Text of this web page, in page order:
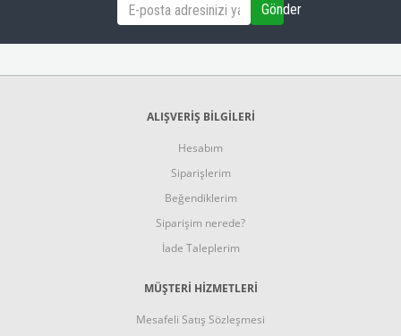
Gönder
ALIŞVERİŞ BİLGİLERİ
Hesabım
Siparişlerim
Beğendiklerim
Siparişim nerede?
İade Taleplerim
MÜŞTERİ HİZMETLERİ
Mesafeli Satış Sözleşmesi